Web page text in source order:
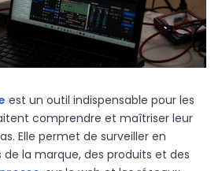
est un outil indispensable pour les
comprendre et maîtriser leur
Elle permet de surveiller en
la marque, des produits et des